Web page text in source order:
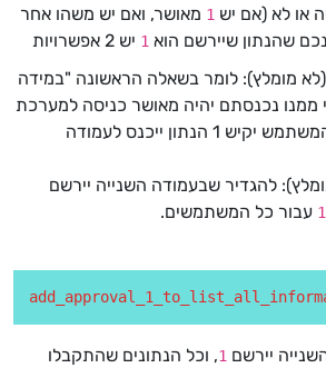
או לא (אם יש 1 מאושר, ואם יש משהו אחר
שהנתון שיירשם הוא 1 יש 2 אפשרויות
מומלץ): לומר בשאלה הראשונה "במידה
ממנו נכנסתם יהיה מאושר כניסה למערכת
הקישו 1" וכך כשהמשתמש יקיש 1 הנתון ייכנס לעמודה
להגדיר שבעמודה השנייה יירשם
1 עבור כל המשתמשים.
יירשם 1, וכל הנתונים שהתקבלו